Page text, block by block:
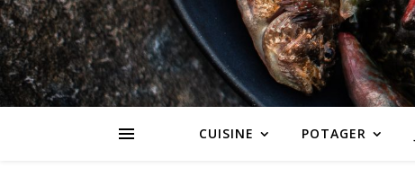
CUISINE POTAGER